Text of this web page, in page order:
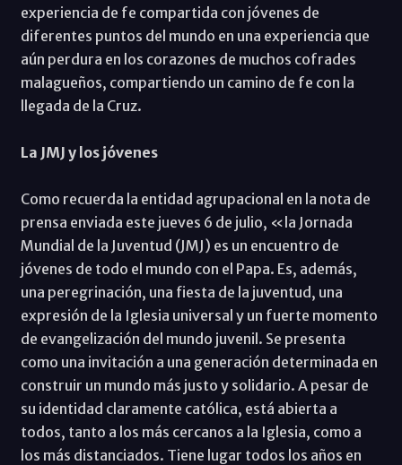
experiencia de fe compartida con jóvenes de
diferentes puntos del mundo en una experiencia que
aún perdura en los corazones de muchos cofrades
malagueños, compartiendo un camino de fe con la
llegada de la Cruz.
La JMJ y los jóvenes
Como recuerda la entidad agrupacional en la nota de
prensa enviada este jueves 6 de julio, «la Jornada
Mundial de la Juventud (JMJ) es un encuentro de
jóvenes de todo el mundo con el Papa. Es, además,
una peregrinación, una fiesta de la juventud, una
expresión de la Iglesia universal y un fuerte momento
de evangelización del mundo juvenil. Se presenta
como una invitación a una generación determinada en
construir un mundo más justo y solidario. A pesar de
su identidad claramente católica, está abierta a
todos, tanto a los más cercanos a la Iglesia, como a
los más distanciados. Tiene lugar todos los años en